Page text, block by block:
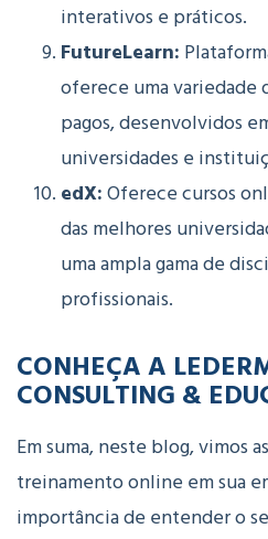
interativos e práticos.
FutureLearn:
oferece uma variedade
pagos, desenvolvidos
universidades e
edX:Oferece cursos
das melhores
uma ampla gama de
profissionais.
CONHEÇA A
CONSULTING &
Em suma, neste blog, vimos
treinamento online em sua
importância de entender o